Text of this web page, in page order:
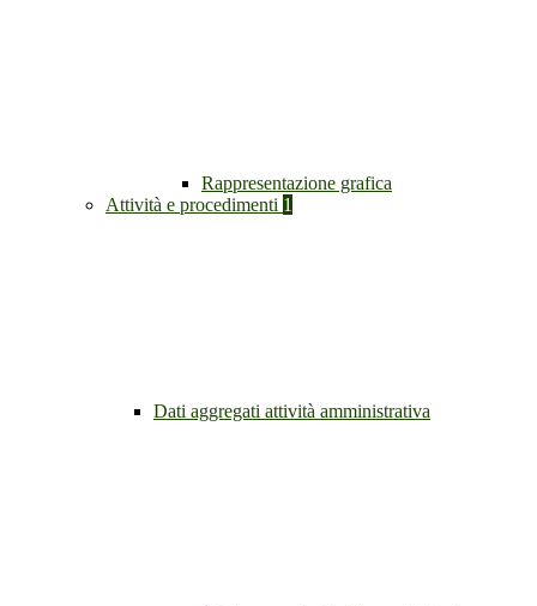
Rappresentazione grafica
Attività e procedimenti 1
Dati aggregati attività amministrativa